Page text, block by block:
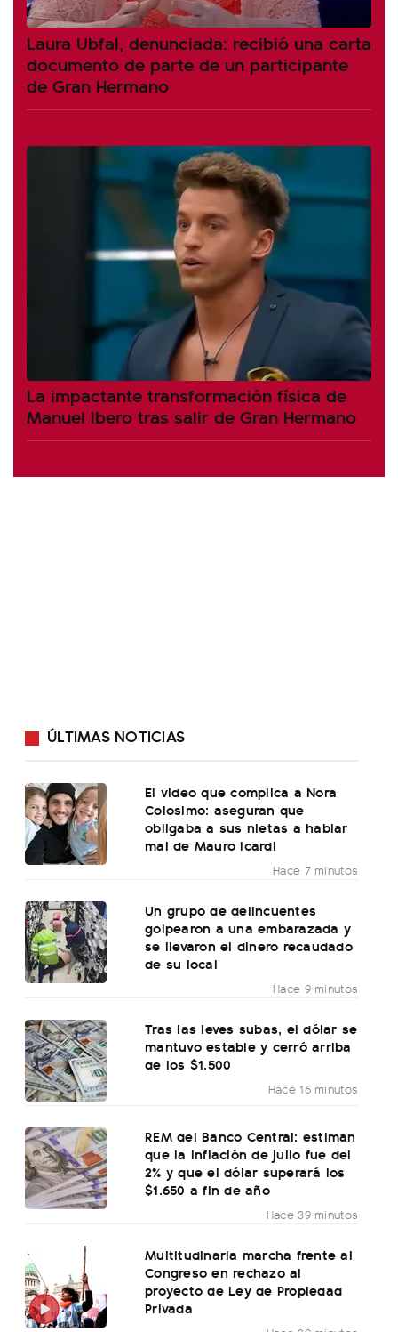
Laura Ubfal, denunciada: recibió una carta
documento de parte de un participante
de Gran Hermano
La impactante transformación física de
Manuel Ibero tras salir de Gran Hermano
ÚLTIMAS NOTICIAS
El video que complica a Nora
Colosimo: aseguran que
obligaba a sus nietas a hablar
mal de Mauro Icardi
Hace 7 minutos
Un grupo de delincuentes
golpearon a una embarazada y
se llevaron el dinero recaudado
de su local
Hace 9 minutos
Tras las leves subas, el dólar se
mantuvo estable y cerró arriba
de los $1.500
Hace 16 minutos
REM del Banco Central: estiman
que la inflación de julio fue del
2% y que el dólar superará los
$1.650 a fin de año
Hace 39 minutos
Multitudinaria marcha frente al
Congreso en rechazo al
proyecto de Ley de Propiedad
Privada